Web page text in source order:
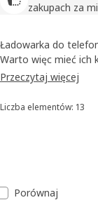
zakupach za
Ładowarka do
Warto więc mieć ich
oferujemy
naładować, sprawdź
Przeczytaj więcej
Sortowanie i
Liczba elementów: 13
Lista wyników
Porównaj